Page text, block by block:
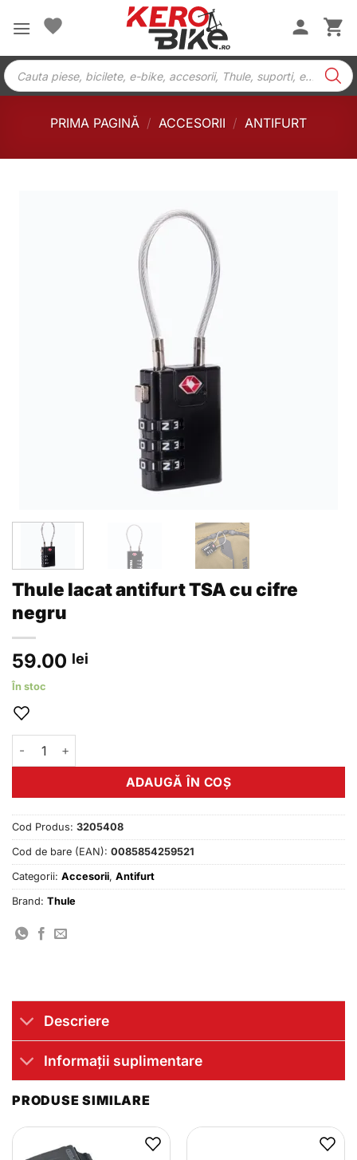
Products
search
PRIMA PAGINĂ / ACCESORII / ANTIFURT
Thule lacat antifurt TSA cu cifre
negru
59.00 lei
În stoc
Cantitate Thule lacat antifurt TSA cu cifre negru
ADAUGĂ ÎN COȘ
Cod Produs: 3205408
Cod de bare (EAN): 0085854259521
Categorii: Accesorii, Antifurt
Brand: Thule
Descriere
Informații suplimentare
PRODUSE SIMILARE